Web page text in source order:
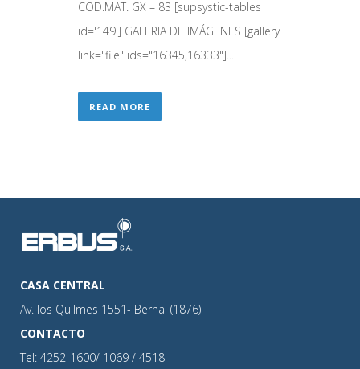
COD.MAT. GX – 83 [supsystic-tables
id='149'] GALERIA DE IMÁGENES [gallery
link="file" ids="16345,16333"]...
READ MORE
CASA CENTRAL
Av. los Quilmes 1551- Bernal (1876)
CONTACTO
Tel: 4252-1600/ 1069 / 4518